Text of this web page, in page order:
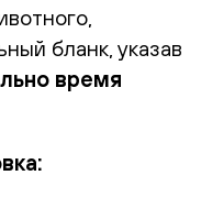
бланк, указав
время